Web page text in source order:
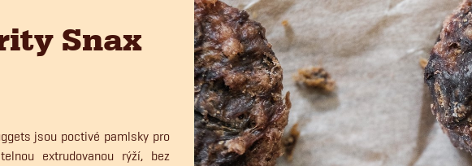
Snax
jsou poctivé pamlsky pro
extrudovanou rýží, bez